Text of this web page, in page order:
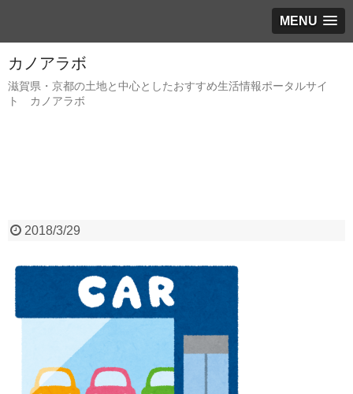
MENU
カノアラボ
滋賀県・京都の土地と中心としたおすすめ生活情報ポータルサイ
ト カノアラボ
2018/3/29